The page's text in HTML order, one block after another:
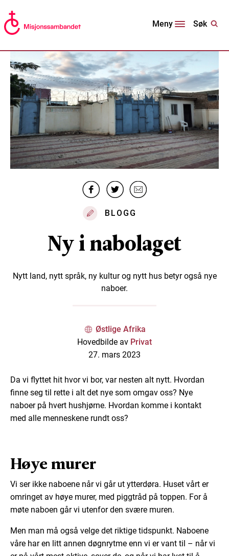
Meny Søk
BLOGG
Ny i nabolaget
Nytt land, nytt språk, ny kultur og nytt hus betyr også nye
naboer.
Østlige Afrika
Hovedbilde av Privat
27. mars 2023
Da vi flyttet hit hvor vi bor, var nesten alt nytt. Hvordan
finne seg til rette i alt det nye som omgav oss? Nye
naboer på hvert hushjørne. Hvordan komme i kontakt
med alle menneskene rundt oss?
Høye murer
Vi ser ikke naboene når vi går ut ytterdøra. Huset vårt er
omringet av høye murer, med piggtråd på toppen. For å
møte naboen går vi utenfor den svære muren.
Men man må også velge det riktige tidspunkt. Naboene
våre har en litt annen døgnrytme enn vi er vant til – når vi